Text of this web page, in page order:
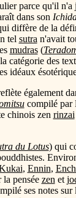
parce qu'il n'a
dans son
diffère de la
tel sutra n'avait
mudras(
catégorie des
idéaux
également
compilé par
chinois zen rinzai
du Lotus) qui
, Ennin,
la pensée zen et
ses notes